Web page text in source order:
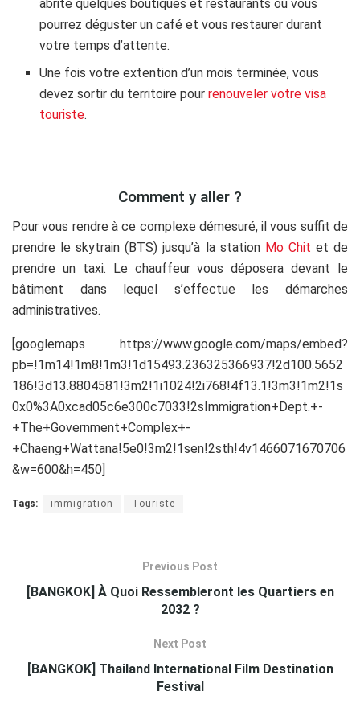
abrite quelques boutiques et restaurants où vous
pourrez déguster un café et vous restaurer durant
votre temps d’attente.
Une fois votre extention d’un mois terminée, vous
devez sortir du territoire pourrenouveler votre visa
touriste.
Comment y aller ?
Pour vous rendre à ce complexe démesuré, il vous suffit de
prendre le skytrain (BTS) jusqu’à la station Mo Chit et de
prendre un taxi. Le chauffeur vous déposera devant le
bâtiment dans lequel s’effectue les démarches
administratives.
[googlemaps https://www.google.com/maps/embed?
pb=!1m14!1m8!1m3!1d15493.236325366937!2d100.5652
186!3d13.8804581!3m2!1i1024!2i768!4f13.1!3m3!1m2!1s
0x0%3A0xcad05c6e300c7033!2sImmigration+Dept.+-
+The+Government+Complex+-
+Chaeng+Wattana!5e0!3m2!1sen!2sth!4v1466071670706
&w=600&h=450]
Tags: immigration Touriste
Previous Post
[BANGKOK] À Quoi Ressembleront les Quartiers en
2032 ?
Next Post
[BANGKOK] Thailand International Film Destination
Festival